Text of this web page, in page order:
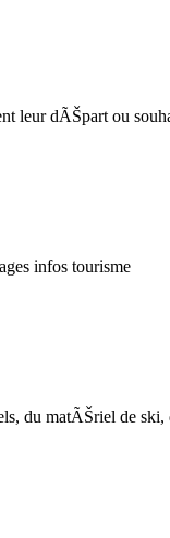
leur dÃŠpart ou
infos tourisme
du matÃŠriel de